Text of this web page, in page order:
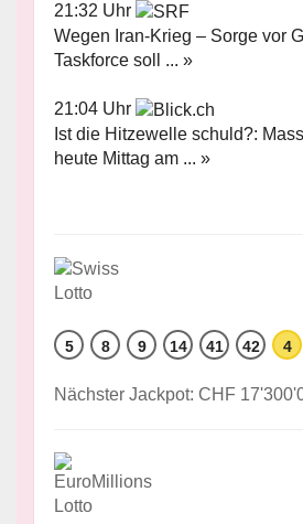
21:32 Uhr
Wegen Iran-Krieg – Sorge vor
Taskforce soll ... »
21:04 Uhr
Ist die Hitzewelle schuld?:
heute Mittag am ... »
5 8 9 14 41 42 4
Nächster Jackpot: CHF